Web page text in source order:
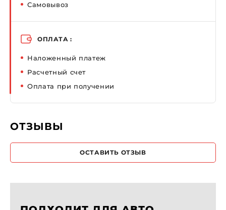
Самовывоз
ОПЛАТА :
Наложенный платеж
Расчетный счет
Оплата при получении
ОТЗЫВЫ
ОСТАВИТЬ ОТЗЫВ